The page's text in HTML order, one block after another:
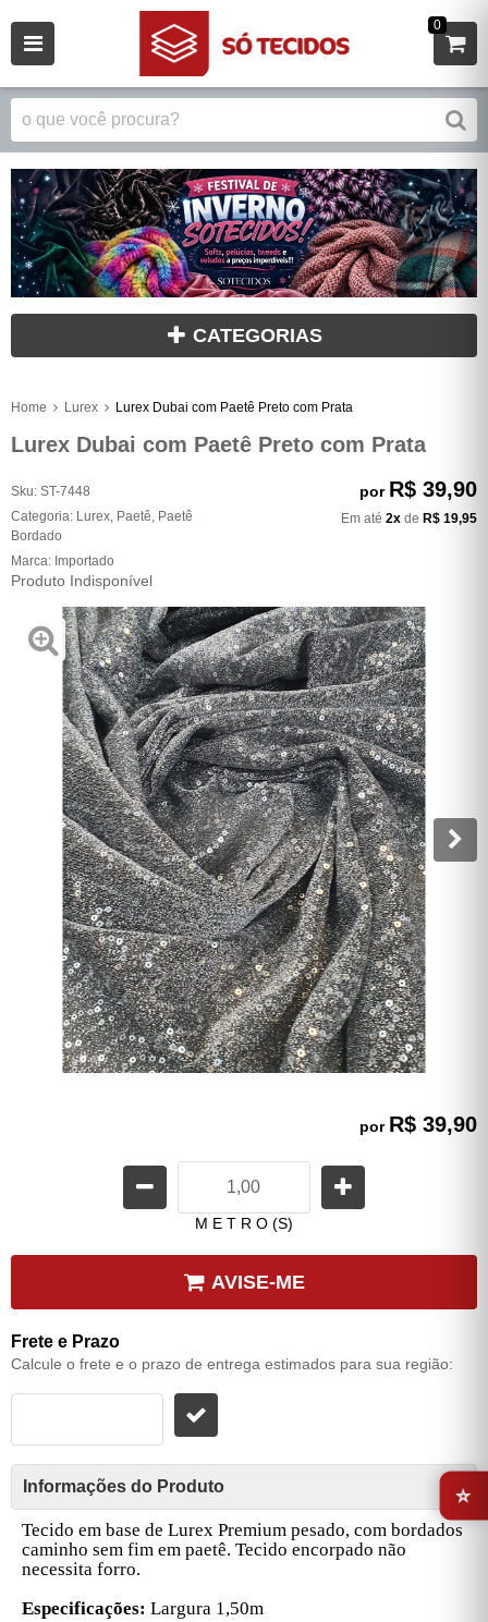
0
CATEGORIAS
Home Lurex Lurex Dubai com Paetê Preto com Prata
Lurex Dubai com Paetê Preto com Prata
Sku: ST-7448
Categoria: Lurex Paetê Paetê
Bordado
Marca: Importado
Produto Indisponível
por R$ 39,90
Em até 2x de R$ 19,95
por R$ 39,90
M E T R O (S)
AVISE-ME
Frete e Prazo
Calcule o frete e o prazo de entrega estimados para sua região:
Informações do Produto
Tecido em base de Lurex Premium pesado, com bordados
caminho sem fim em paetê. Tecido encorpado não
necessita forro.
Especificações: Largura 1,50m
⭐